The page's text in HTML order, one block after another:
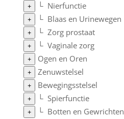
+ └ Nierfunctie
+ └ Blaas en Urinewegen
+ └ Zorg prostaat
+ └ Vaginale zorg
+ Ogen en Oren
+ Zenuwstelsel
+ Bewegingsstelsel
+ └ Spierfunctie
+ └ Botten en Gewrichten